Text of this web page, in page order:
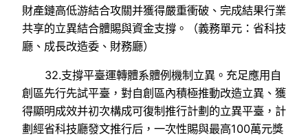
財產鏈高低游結合攻關并獲得嚴重衝破、完成結果行業
共享的立異結合體賜與資金支撐。（義務單元：省科技
廳、成長改造委、財務廳）
32.支撐平臺運轉體系體例機制立異。充足應用自
創區先行先試平臺，對自創區內積極推動改造立異、獲
得顯明成效并初次構成可復制推行計劃的立異平臺，計
劃經省科技廳發文推行后，一次性賜與最高100萬元獎